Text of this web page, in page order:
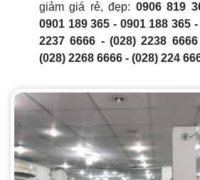
giảm giá rẻ, đẹp: 0906 819
0901 189 365 - 0901 188 365
2237 6666 - (028) 2238
(028) 2268 6666 - (028) 224